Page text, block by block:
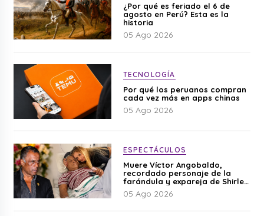
¿Por qué es feriado el 6 de
agosto en Perú? Esta es la
historia
05 Ago 2026
TECNOLOGÍA
Por qué los peruanos compran
cada vez más en apps chinas
05 Ago 2026
ESPECTÁCULOS
Muere Víctor Angobaldo,
recordado personaje de la
farándula y expareja de Shirley
Cherres
05 Ago 2026